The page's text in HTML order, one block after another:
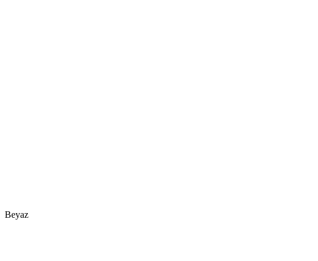
Beyaz